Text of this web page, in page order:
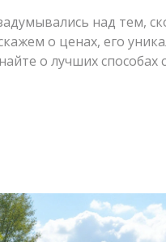
над тем,
о ценах, его
о лучших
для вас.